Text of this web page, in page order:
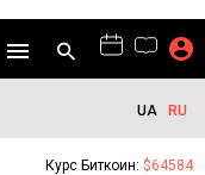
UA RU
Курс Биткоин: $64584